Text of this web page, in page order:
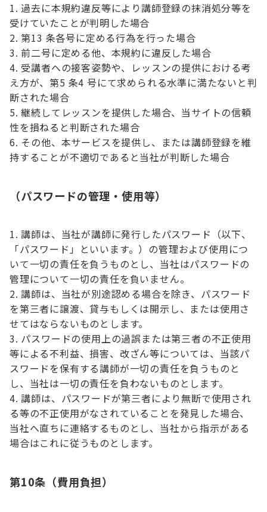
過去に本規約違反等により講師登録の抹消処分等を
受けていたことが判明した場合
第13 条各号に定める行為を行った場合
前二号に定める他、本規約に違反した場合
受講者への接客姿勢や、レッスンの提供における考
え方が、第5 条4 号にて求められる水準に満たないと判
断された場合
継続してレッスンを提供した場合、当サイトの信頼
性を損ねると判断された場合
その他、本サービスを提供し、または講師登録を維
持することが不適切であると当社が判断した場合
（パスワードの管理・使用等）
講師は、当社が講師に発行したパスワード（以下、
「パスワード」といいます。）の管理および使用につ
いて一切の責任を負うものとし、当社はパスワードの
管理について一切の責任を負いません。
講師は、当社が別途認める場合を除き、パスワード
を第三者に譲渡、貸与もしくは開示し、または使用さ
せてはならないものとします。
パスワードの使用上の過誤または第三者の不正使用
等による不利益、損害、改ざん等については、当該パ
スワードを保有する講師が一切の責任を負うものと
し、当社は一切の責任を負わないものとします。
講師は、パスワードが第三者により無断で使用され
る等の不正使用がなされていることを発見した場合、
当社へ直ちに連絡するものとし、当社から指示がある
場合はこれに従うものとします。
第10条（費用負担）